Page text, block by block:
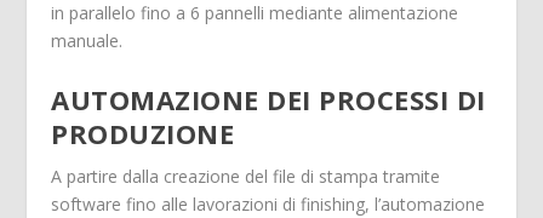
in parallelo fino a 6 pannelli mediante alimentazione
manuale.
AUTOMAZIONE DEI PROCESSI DI
PRODUZIONE
A partire dalla creazione del file di stampa tramite
software fino alle lavorazioni di finishing, l’automazione